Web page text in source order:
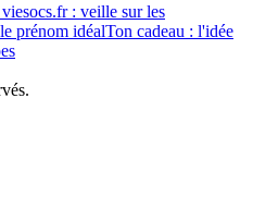
socs.fr : veille sur les
prénom idéalTon cadeau : l'idée